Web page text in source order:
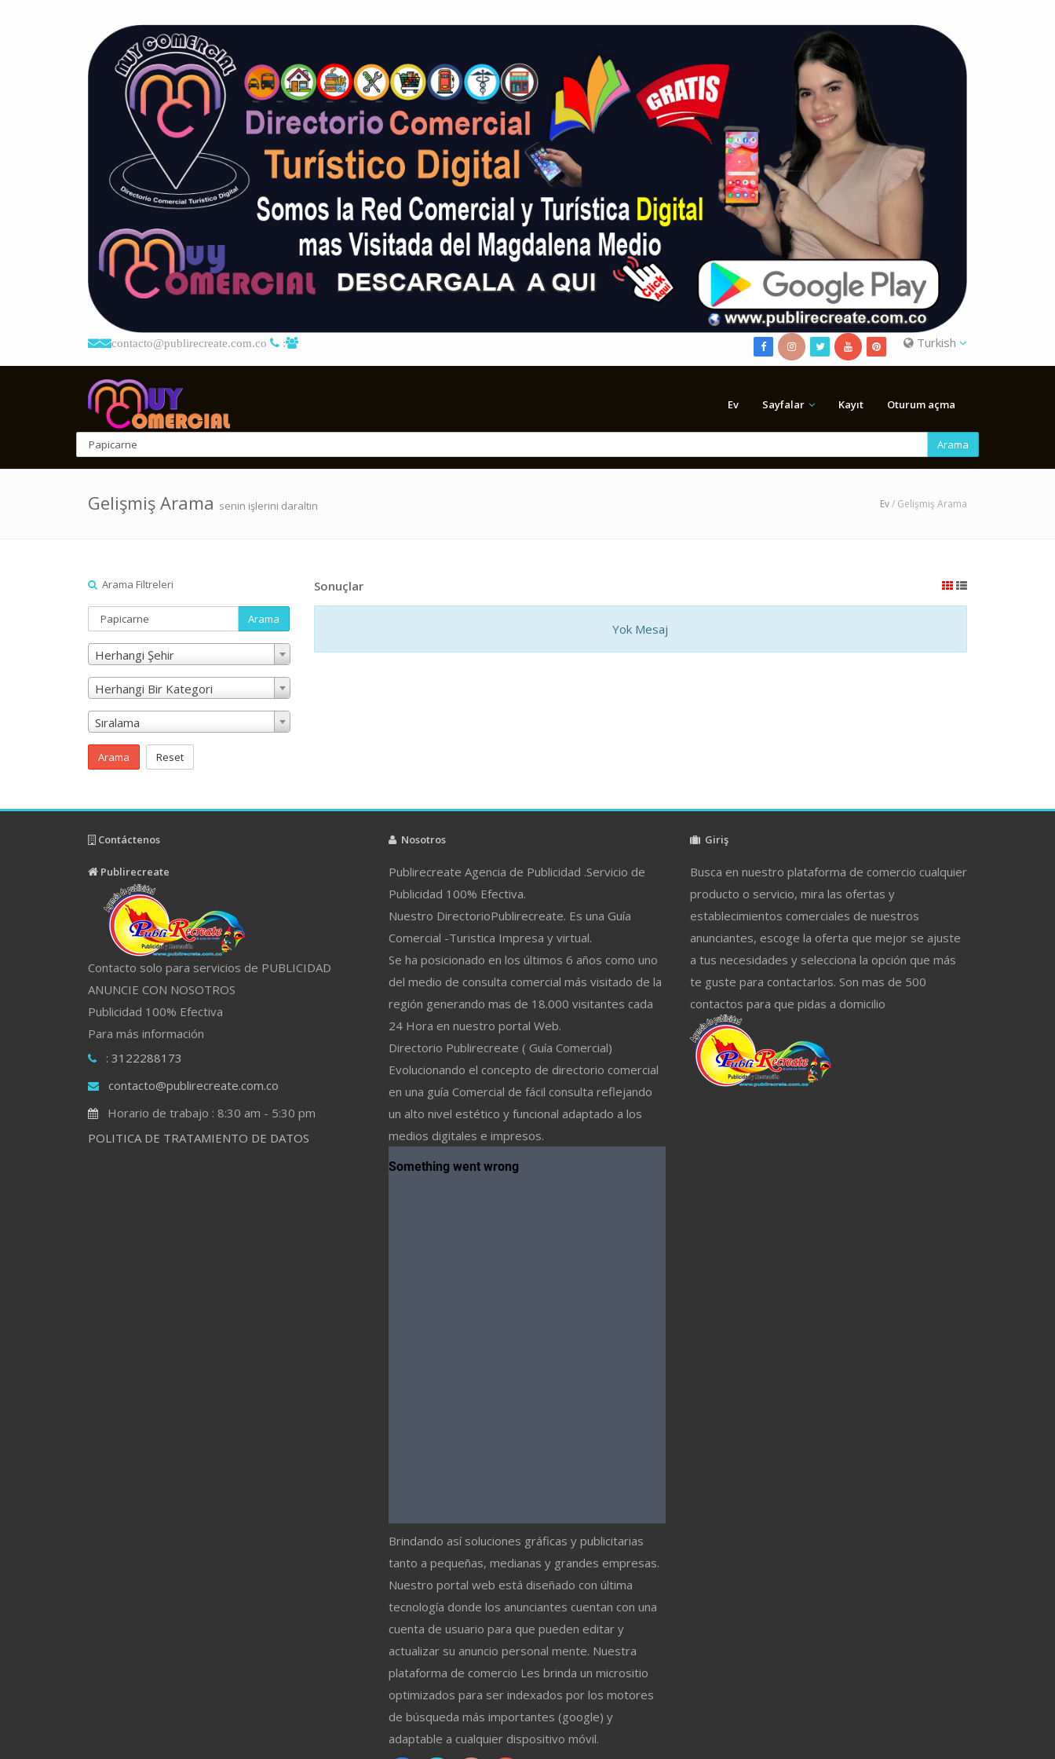
contacto@publirecreate.com.co : Turkish
Ev Sayfalar Kayıt Oturum açma
Arama
Gelişmiş Arama senin işlerini daraltın Ev/ Gelişmiş Arama
Arama Filtreleri
Arama
Herhangi Şehir
Herhangi Bir Kategori
Sıralama
Arama Reset
Sonuçlar
Yok Mesaj
Contáctenos
Publirecreate
Contacto solo para servicios de PUBLICIDAD
ANUNCIE CON NOSOTROS
Publicidad 100% Efectiva
Para más información
: 3122288173
contacto@publirecreate.com.co
Horario de trabajo : 8:30 am - 5:30 pm
POLITICA DE TRATAMIENTO DE DATOS
Nosotros
Publirecreate Agencia de Publicidad .Servicio de
Publicidad 100% Efectiva.
Nuestro DirectorioPublirecreate. Es una Guía
Comercial -Turistica Impresa y virtual.
Se ha posicionado en los últimos 6 años como uno
del medio de consulta comercial más visitado de la
región generando mas de 18.000 visitantes cada
24 Hora en nuestro portal Web.
Directorio Publirecreate ( Guía Comercial)
Evolucionando el concepto de directorio comercial
en una guía Comercial de fácil consulta reflejando
un alto nivel estético y funcional adaptado a los
medios digitales e impresos.
Brindando así soluciones gráficas y publicitarias
tanto a pequeñas, medianas y grandes empresas.
Nuestro portal web está diseñado con última
tecnología donde los anunciantes cuentan con una
cuenta de usuario para que pueden editar y
actualizar su anuncio personal mente. Nuestra
plataforma de comercio Les brinda un micrositio
optimizados para ser indexados por los motores
de búsqueda más importantes (google) y
adaptable a cualquier dispositivo móvil.
Giriş
Busca en nuestro plataforma de comercio cualquier
producto o servicio, mira las ofertas y
establecimientos comerciales de nuestros
anunciantes, escoge la oferta que mejor se ajuste
a tus necesidades y selecciona la opción que más
te guste para contactarlos. Son mas de 500
contactos para que pidas a domicilio